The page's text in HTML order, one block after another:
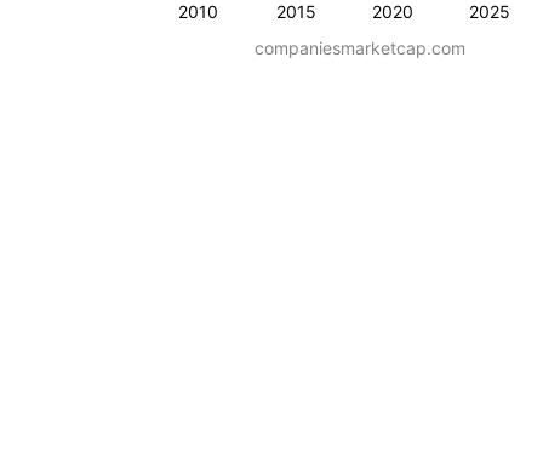
2010 2015 2020 2025
companiesmarketcap.com